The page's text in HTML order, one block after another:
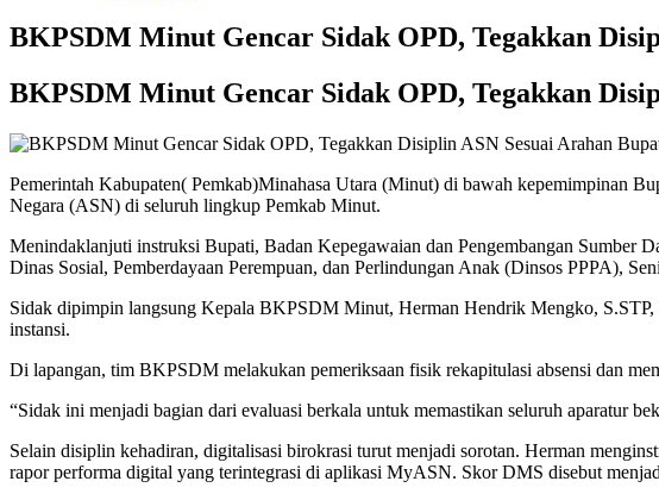
BKPSDM Minut Gencar Sidak OPD, Tegakkan
BKPSDM Minut Gencar Sidak OPD, Tegakkan
Pemerintah Kabupaten( Pemkab)Minahasa Utara (Minut) di bawah kepemimpinan
Negara (ASN) di seluruh lingkup Pemkab Minut.
Menindaklanjuti instruksi Bupati, Badan Kepegawaian dan Pengembangan Sumber
Dinas Sosial, Pemberdayaan Perempuan, dan Perlindungan Anak (Dinsos PPPA),
Sidak dipimpin langsung Kepala BKPSDM Minut, Herman Hendrik Mengko,
instansi.
Di lapangan, tim BKPSDM melakukan pemeriksaan fisik rekapitulasi absensi dan
“Sidak ini menjadi bagian dari evaluasi berkala untuk memastikan seluruh aparatur
Selain disiplin kehadiran, digitalisasi birokrasi turut menjadi sorotan. Herman
rapor performa digital yang terintegrasi di aplikasi MyASN. Skor DMS disebut